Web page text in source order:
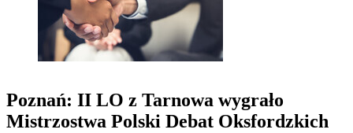
Poznań: II LO z Tarnowa wygrało
Mistrzostwa Polski Debat Oksfordzkich